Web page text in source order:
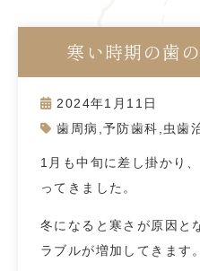
寒い時期の歯
2024年1月11日
歯周病 ,予防歯科 虫歯
1月も中旬に差し掛かり
ってきました。
冬になると寒さが原因と
ラブルが増加してきます。